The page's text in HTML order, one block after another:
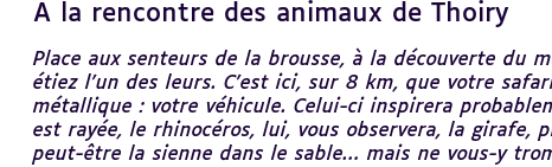
A la rencontre des animaux de Thoiry
Place aux senteurs de la brousse, à la découverte du
étiez l’un des leurs. C’est ici, sur 8 km, que votre
métallique : votre véhicule. Celui-ci inspirera
est rayée, le rhinocéros, lui, vous observera, la girafe,
peut-être la sienne dans le sable… mais ne vous-y